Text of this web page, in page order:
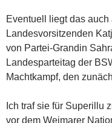
Eventuell liegt das
Landesvorsitzenden
von Partei-Grandin
Landesparteitag der
Machtkampf, den
Ich traf sie für Superillu
vor dem Weimarer